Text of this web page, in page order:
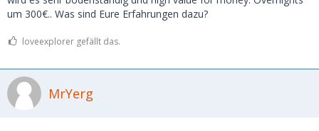
um 300€.. Was sind Eure Erfahrungen dazu?
loveexplorer gefällt das.
MrYerg